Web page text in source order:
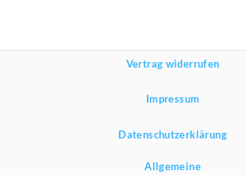
Vertrag widerrufen
Impressum
Datenschutzerklärung
Allgemeine